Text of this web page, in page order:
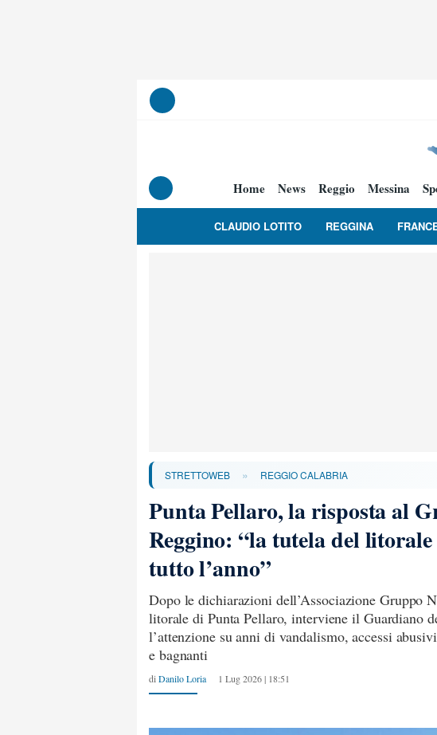
Home News Reggio Messina
CLAUDIO LOTITO REGGINA
STRETTOWEB » REGGIO CALABRIA
Punta Pellaro, la risposta al
Reggino: “la tutela del litorale
tutto l’anno”
Dopo le dichiarazioni dell’Associazione Gruppo
litorale di Punta Pellaro, interviene il Guardiano
l’attenzione su anni di vandalismo, accessi
e bagnanti
di Danilo Loria 1 Lug 2026 | 18:51